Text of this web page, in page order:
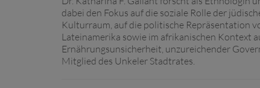
dabei den Fokus auf die soziale Rolle der
Kulturraum, auf die politische Repräsentation
Lateinamerika sowie im afrikanischen Kontext
Ernährungsunsicherheit, unzureichender
Mitglied des Unkeler Stadtrates.